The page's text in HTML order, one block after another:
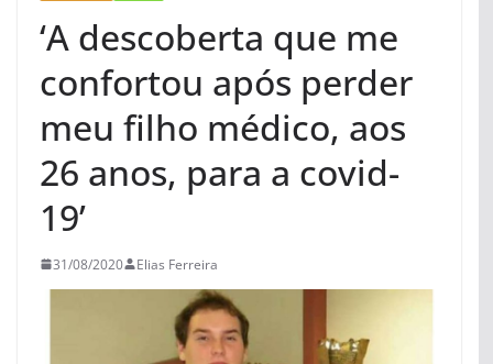
‘A descoberta que me
confortou após perder
meu filho médico, aos
26 anos, para a covid-
19’
31/08/2020 Elias Ferreira